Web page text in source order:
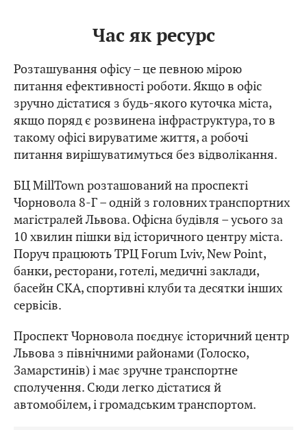
Час як ресурс
Розташування офісу – це певною мірою
питання ефективності роботи. Якщо в офіс
зручно дістатися з будь-якого куточка міста,
якщо поряд є розвинена інфраструктура, то в
такому офісі вируватиме життя, а робочі
питання вирішуватимуться без відволікання.
БЦ MillTown розташований на проспекті
Чорновола 8-Г – одній з головних транспортних
магістралей Львова. Офісна будівля – усього за
10 хвилин пішки від історичного центру міста.
Поруч працюють ТРЦ Forum Lviv, New Point,
банки, ресторани, готелі, медичні заклади,
басейн СКА, спортивні клуби та десятки інших
сервісів.
Проспект Чорновола поєднує історичний центр
Львова з північними районами (Голоско,
Замарстинів) і має зручне транспортне
сполучення. Сюди легко дістатися й
автомобілем, і громадським транспортом.